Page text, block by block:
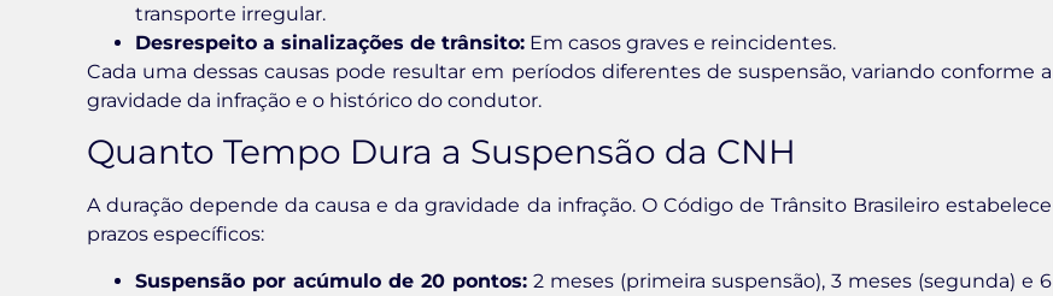
transporte irregular.
Desrespeito a sinalizações de trânsito: Em casos graves e reincidentes.
Cada uma dessas causas pode resultar em períodos diferentes de suspensão, variando conforme a
gravidade da infração e o histórico do condutor.
Quanto Tempo Dura a Suspensão da CNH
A duração depende da causa e da gravidade da infração. O Código de Trânsito Brasileiro estabelece
prazos específicos:
Suspensão por acúmulo de 20 pontos: 2 meses (primeira suspensão), 3 meses (segunda) e 6